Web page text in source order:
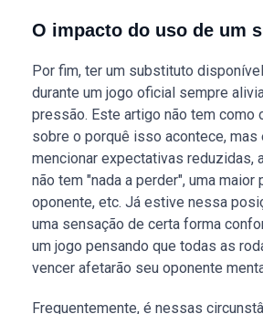
O impacto do uso de um
Por fim, ter um substituto
durante um jogo oficial sempre
pressão. Este artigo não tem como
sobre o porquê isso acontece,
mencionar expectativas reduzidas,
não tem "nada a perder", uma
oponente, etc. Já estive nessa
uma sensação de certa forma
um jogo pensando que todas as
vencer afetarão seu oponente
Frequentemente, é nessas